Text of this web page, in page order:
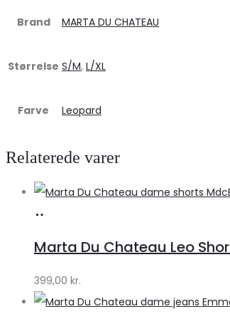
Brand MARTA DU CHATEAU
Størrelse S/M, L/XL
Farve Leopard
Relaterede varer
Klædeskabet.dk
Marta Du Chateau Leo
399,00 kr.